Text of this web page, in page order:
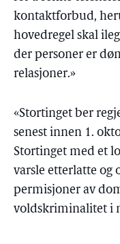
kontaktforbud,
hovedregel skal
der personer er
relasjoner.»
«Stortinget ber
senest innen 1.
Stortinget med et
varsle etterlatte og
permisjoner av
voldskriminalitet i